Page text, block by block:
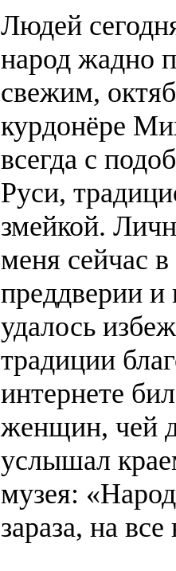
Людей
народ жадно
свежим,
курдонёре
всегда с
Руси,
змейкой.
меня сейчас
преддверии
удалось
традиции
интернете
женщин, чей
услышал
музея:
зараза, на